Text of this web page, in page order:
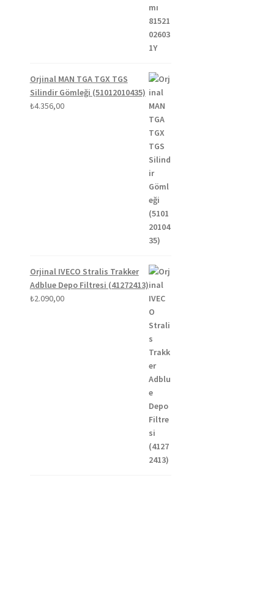
Orjinal MAN TGA TGX TGS
Silindir Gömleği (51012010435)
₺4.356,00
Orjinal IVECO Stralis Trakker
Adblue Depo Filtresi (41272413)
₺2.090,00